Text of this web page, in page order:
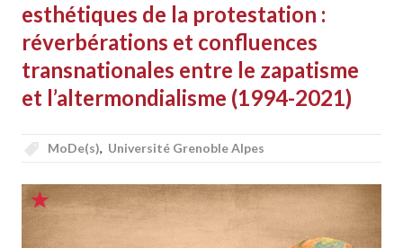
esthétiques de la protestation :
réverbérations et confluences
transnationales entre le zapatisme
et l’altermondialisme (1994-2021)
MoDe(s), Université Grenoble Alpes